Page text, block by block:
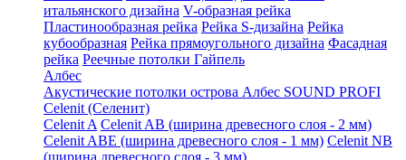
итальянского дизайна V-образная рейка
Пластинообразная рейка Рейка S-дизайна Рейка
кубообразная Рейка прямоугольного дизайна Фасадная
рейка Реечные потолки Гайпель
Албес
Акустические потолки острова Албес SOUND PROFI
Celenit (Селенит)
Celenit A Celenit AB (ширина древесного слоя - 2 мм)
Celenit ABE (ширина древесного слоя - 1 мм) Celenit NB
(ширина древесного слоя - 3 мм)